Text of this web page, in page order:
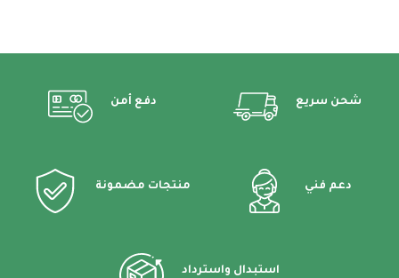
شحن سريع دفع أمن
دعم فني منتجات مضمونة
استبدال واسترداد